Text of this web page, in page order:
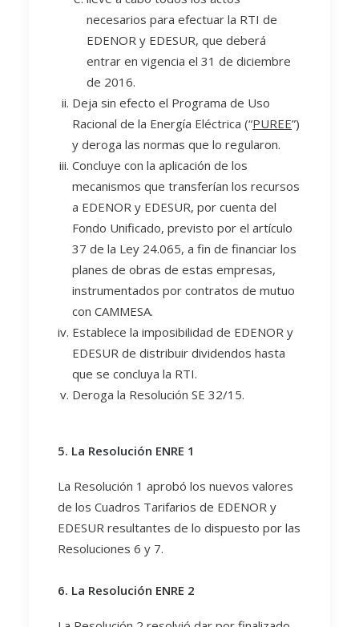
necesarios para efectuar la RTI de
EDENOR y EDESUR, que deberá
entrar en vigencia el 31 de diciembre
de 2016.
Deja sin efecto el Programa de Uso
Racional de la Energía Eléctrica (“PUREE”)
y deroga las normas que lo regularon.
Concluye con la aplicación de los
mecanismos que transferían los recursos
a EDENOR y EDESUR, por cuenta del
Fondo Unificado, previsto por el artículo
37 de la Ley 24.065, a fin de financiar los
planes de obras de estas empresas,
instrumentados por contratos de mutuo
con CAMMESA.
Establece la imposibilidad de EDENOR y
EDESUR de distribuir dividendos hasta
que se concluya la RTI.
Deroga la Resolución SE 32/15.
5. La Resolución ENRE 1
La Resolución 1 aprobó los nuevos valores
de los Cuadros Tarifarios de EDENOR y
EDESUR resultantes de lo dispuesto por las
Resoluciones 6 y 7.
6. La Resolución ENRE 2